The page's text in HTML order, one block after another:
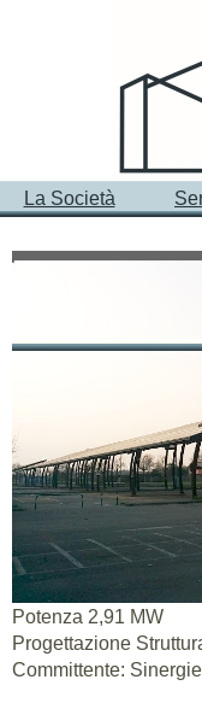
La Società
Impianto
Padova
Potenza 0,77 MW
Progettazione
Committente:
Impianto
Padova
Potenza 2,91 MW
Progettazione
Committente: